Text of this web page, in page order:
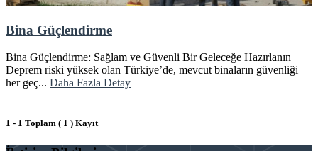
Bina Güçlendirme
Bina Güçlendirme: Sağlam ve Güvenli Bir Geleceğe Hazırlanın
Deprem riski yüksek olan Türkiye’de, mevcut binaların güvenliği
her geç... Daha Fazla Detay
1 - 1 Toplam ( 1 ) Kayıt